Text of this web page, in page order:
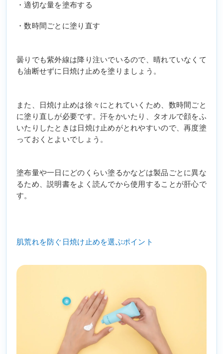
・適切な量を塗布する
・数時間ごとに塗り直す
曇りでも紫外線は降り注いでいるので、晴れていなくて
も油断せずに日焼け止めを塗りましょう。
また、日焼け止めは徐々にとれていくため、数時間ごと
に塗り直しが必要です。汗をかいたり、タオルで顔をふ
いたりしたときは日焼け止めがとれやすいので、再度塗
っておくとよいでしょう。
塗布量や一日にどのくらい塗るかなどは製品ごとに異な
るため、説明書をよく読んでから使用することが肝心で
す。
肌荒れを防ぐ日焼け止めを選ぶポイント